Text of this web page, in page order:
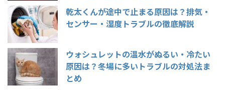
乾太くんが途中で止まる原因は？排気・
センサー・湿度トラブルの徹底解説
ウォシュレットの温水がぬるい・冷たい
原因は？冬場に多いトラブルの対処法ま
とめ